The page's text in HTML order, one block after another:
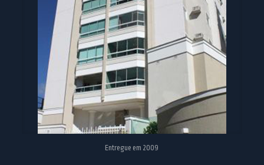
Entregue em 2009